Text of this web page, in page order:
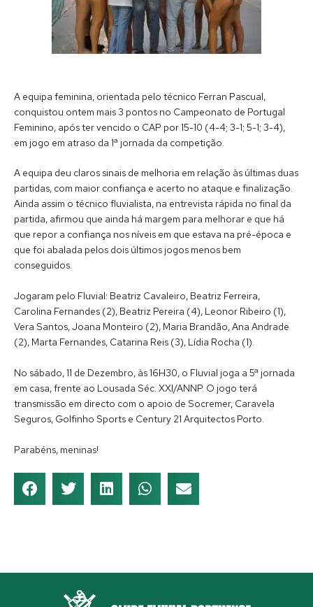
A equipa feminina, orientada pelo técnico Ferran Pascual,
conquistou ontem mais 3 pontos no Campeonato de Portugal
Feminino, após ter vencido o CAP por 15-10 (4-4; 3-1; 5-1; 3-4),
em jogo em atraso da 1ª jornada da competição.
A equipa deu claros sinais de melhoria em relação às últimas duas
partidas, com maior confiança e acerto no ataque e finalização.
Ainda assim o técnico fluvialista, na entrevista rápida no final da
partida, afirmou que ainda há margem para melhorar e que há
que repor a confiança nos níveis em que estava na pré-época e
que foi abalada pelos dois últimos jogos menos bem
conseguidos.
Jogaram pelo Fluvial: Beatriz Cavaleiro, Beatriz Ferreira,
Carolina Fernandes (2), Beatriz Pereira (4), Leonor Ribeiro (1),
Vera Santos, Joana Monteiro (2), Maria Brandão, Ana Andrade
(2), Marta Fernandes, Catarina Reis (3), Lídia Rocha (1).
No sábado, 11 de Dezembro, às 16H30, o Fluvial joga a 5ª jornada
em casa, frente ao Lousada Séc. XXI/ANNP. O jogo terá
transmissão em directo com o apoio de Socremer, Caravela
Seguros, Golfinho Sports e Century 21 Arquitectos Porto.
Parabéns, meninas!